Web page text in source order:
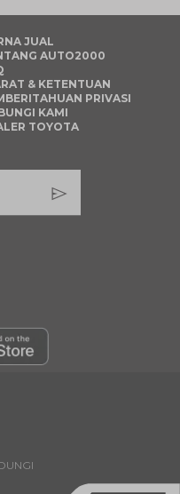
JUAL
AUTO2000
& KETENTUAN
PRIVASI
KAMI
TOYOTA